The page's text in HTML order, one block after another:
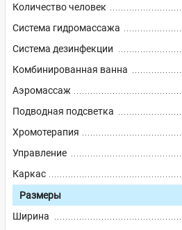
Количество человек
Система гидромассажа
Система дезинфекции
Комбинированная ванна
Аэромассаж
Подводная подсветка
Хромотерапия
Управление
Каркас
Размеры
Ширина